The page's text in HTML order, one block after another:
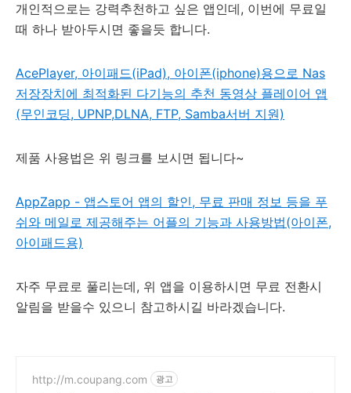
개인적으로는 강력추천하고 싶은 앱인데, 이번에 무료일
때 하나 받아두시면 좋을듯 합니다.
AcePlayer, 아이패드(iPad), 아이폰(iphone)용으로 Nas
저장장치에 최적화된 다기능의 추천 동영상 플레이어 앱
(무인코딩, UPNP,DLNA, FTP, Samba서버 지원)
제품 사용법은 위 링크를 보시면 됩니다~
AppZapp - 앱스토어 앱의 할인, 무료 판매 정보 등을 푸
쉬와 메일로 제공해주는 어플의 기능과 사용방법(아이폰,
아이패드용)
자주 무료로 풀리는데, 위 앱을 이용하시면 무료 전환시
알림을 받을수 있으니 참고하시길 바라겠습니다.
http://m.coupang.com 광고